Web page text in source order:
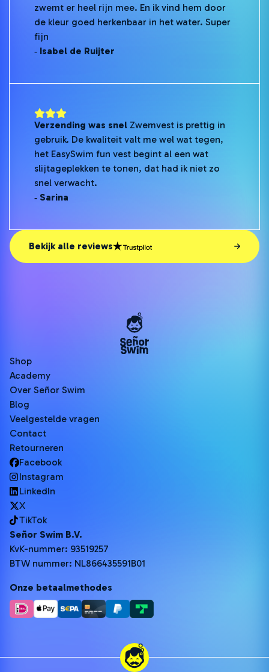
zwemt er heel rijn mee. En ik vind hem door
de kleur goed herkenbaar in het water. Super
fijn
‐ Isabel de Ruijter
Verzending was snel Zwemvest is prettig in
gebruik. De kwaliteit valt me wel wat tegen,
het EasySwim fun vest begint al een wat
slijtageplekken te tonen, dat had ik niet zo
snel verwacht.
‐ Sarina
Bekijk alle reviews
Shop
Academy
Over Señor Swim
Blog
Veelgestelde vragen
Contact
Retourneren
Facebook
Instagram
LinkedIn
X
TikTok
Señor Swim B.V.
KvK-nummer: 93519257
BTW nummer: NL866435591B01
Onze betaalmethodes